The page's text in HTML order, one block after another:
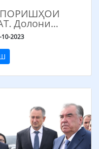
Долони...
2023